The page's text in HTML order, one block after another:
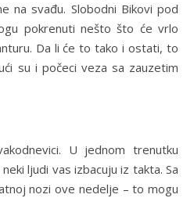
na svađu. Slobodni Bikovi pod
pokrenuti nešto što će vrlo
Da li će to tako i ostati, to
su i počeci veza sa zauzetim
U jednom trenutku
ljudi vas izbacuju iz takta. Sa
nozi ove nedelje – to mogu